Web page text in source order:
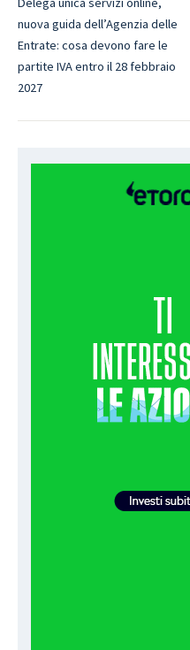
nuova guida dell’Agenzia delle
Entrate: cosa devono fare le
partite IVA entro il 28 febbraio
2027